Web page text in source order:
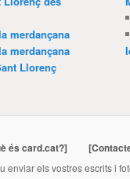
merdançana
merdançana
Llorenç
és card.cat?]
enviar els vostres escrits i